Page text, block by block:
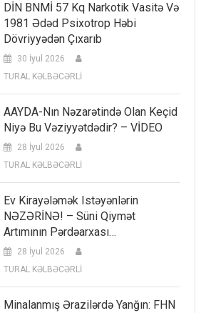
DİN BNMİ 57 Kq Narkotik Vasitə Və
1981 Ədəd Psixotrop Həbi
Dövriyyədən Çıxarıb
30 İyul 2026
TURAL KƏLBƏCƏRLİ
AAYDA-Nın Nəzarətində Olan Keçid
Niyə Bu Vəziyyətdədir? – VİDEO
28 İyul 2026
TURAL KƏLBƏCƏRLİ
Ev Kirayələmək Istəyənlərin
NƏZƏRİNƏ! – Süni Qiymət
Artımının Pərdəarxası…
28 İyul 2026
TURAL KƏLBƏCƏRLİ
Minalanmış Ərazilərdə Yanğın: FHN